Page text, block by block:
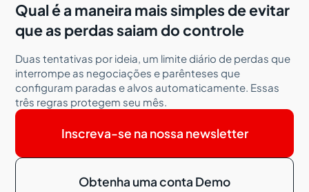
Qual é a maneira mais simples de evitar
que as perdas saiam do controle
Duas tentativas por ideia, um limite diário de perdas que
interrompe as negociações e parênteses que
configuram paradas e alvos automaticamente. Essas
três regras protegem seu mês.
Inscreva-se na nossa newsletter
Obtenha uma conta Demo